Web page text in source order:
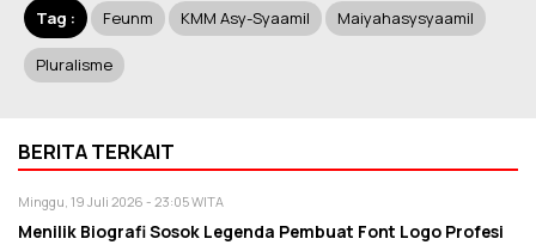
Tag : Feunm KMM Asy-Syaamil Maiyahasysyaamil
Pluralisme
BERITA TERKAIT
Minggu, 19 Juli 2026 - 23:05 WITA
Menilik Biografi Sosok Legenda Pembuat Font Logo Profesi